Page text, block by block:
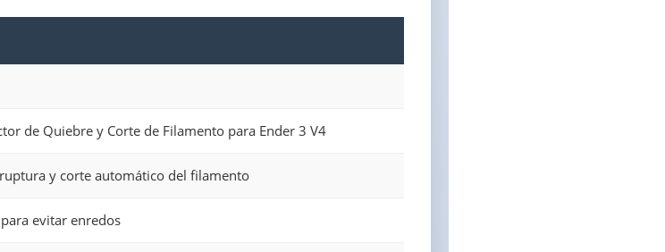
de Quiebre y Corte de Filamento para Ender 3 V4
y corte automático del filamento
evitar enredos